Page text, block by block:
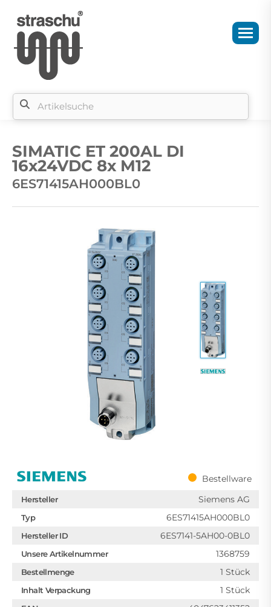
SIMATIC ET 200AL DI
16x24VDC 8x M12
6ES71415AH000BL0
Bestellware
Hersteller Siemens AG
Typ 6ES71415AH000BL0
Hersteller ID 6ES7141-5AH00-0BL0
Unsere Artikelnummer 1368759
Bestellmenge 1 Stück
Inhalt Verpackung 1 Stück